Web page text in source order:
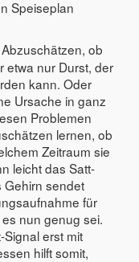
Speiseplan
Abzuschätzen, ob
etwa nur Durst, der
kann. Oder
Ursache in ganz
Problemen
lernen, ob
Zeitraum sie
leicht das Satt-
Gehirn sendet
für
nun genug sei.
erst mit
hilft somit,